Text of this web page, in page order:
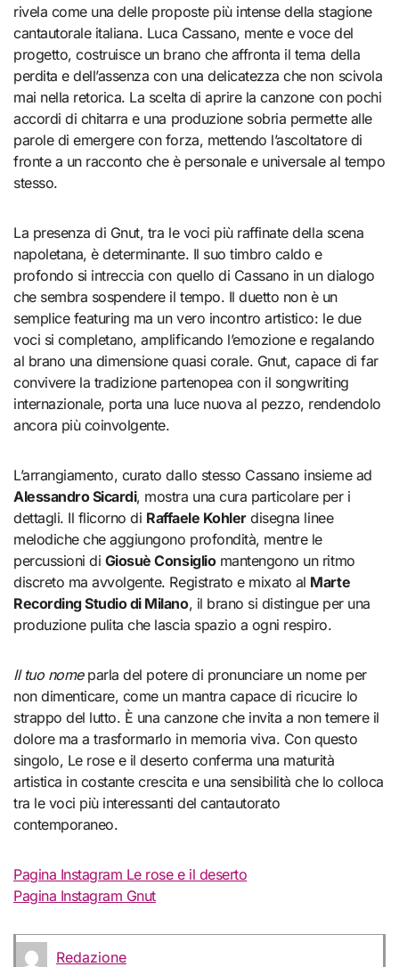
rivela come una delle proposte più intense della stagione
cantautorale italiana. Luca Cassano, mente e voce del
progetto, costruisce un brano che affronta il tema della
perdita e dell’assenza con una delicatezza che non scivola
mai nella retorica. La scelta di aprire la canzone con pochi
accordi di chitarra e una produzione sobria permette alle
parole di emergere con forza, mettendo l’ascoltatore di
fronte a un racconto che è personale e universale al tempo
stesso.
La presenza di Gnut, tra le voci più raffinate della scena
napoletana, è determinante. Il suo timbro caldo e
profondo si intreccia con quello di Cassano in un dialogo
che sembra sospendere il tempo. Il duetto non è un
semplice featuring ma un vero incontro artistico: le due
voci si completano, amplificando l’emozione e regalando
al brano una dimensione quasi corale. Gnut, capace di far
convivere la tradizione partenopea con il songwriting
internazionale, porta una luce nuova al pezzo, rendendolo
ancora più coinvolgente.
L’arrangiamento, curato dallo stesso Cassano insieme ad
Alessandro Sicardi, mostra una cura particolare per i
dettagli. Il flicorno di Raffaele Kohlerdisegna linee
melodiche che aggiungono profondità, mentre le
percussioni di Giosuè Consigliomantengono un ritmo
discreto ma avvolgente. Registrato e mixato al Marte
Recording Studio di Milano, il brano si distingue per una
produzione pulita che lascia spazio a ogni respiro.
Il tuo nomeparla del potere di pronunciare un nome per
non dimenticare, come un mantra capace di ricucire lo
strappo del lutto. È una canzone che invita a non temere il
dolore ma a trasformarlo in memoria viva. Con questo
singolo, Le rose e il deserto conferma una maturità
artistica in costante crescita e una sensibilità che lo colloca
tra le voci più interessanti del cantautorato
contemporaneo.
Pagina Instagram Le rose e il deserto
Pagina Instagram Gnut
Redazione